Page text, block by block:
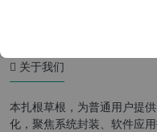
关于我们
本扎根草根，为普通用户提
化，聚焦系统封装、软件应